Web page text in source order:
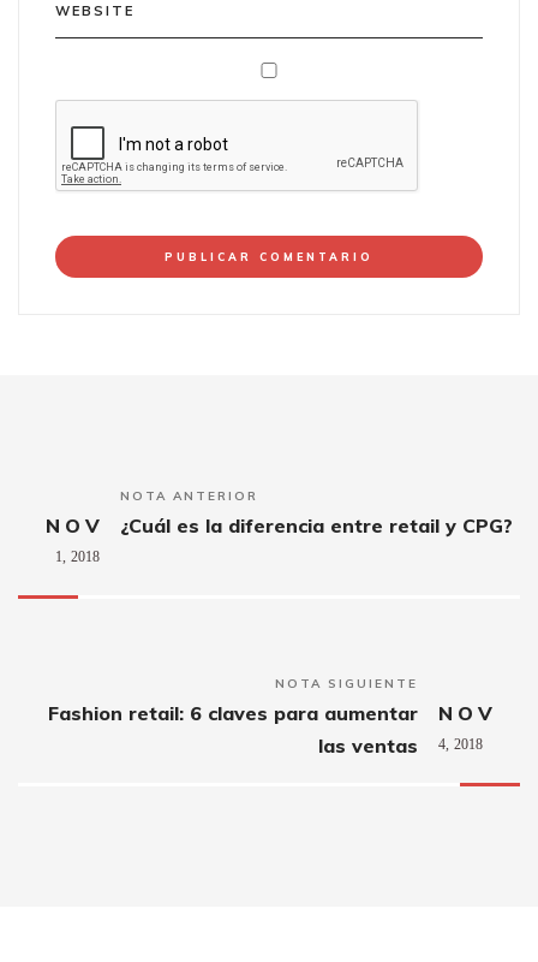
WEBSITE
NOTA ANTERIOR
NOV
1, 2018
¿Cuál es la diferencia entre retail y CPG?
NOTA SIGUIENTE
NOV
4, 2018
Fashion retail: 6 claves para aumentar
las ventas